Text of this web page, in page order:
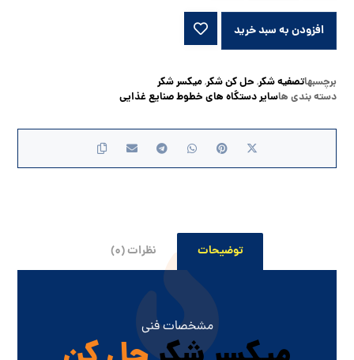
افزودن به سبد خرید
برچسبهاتصفیه شکر, حل کن شکر,میکسر شکر
دسته بندی هاسایر دستگاه های خطوط صنایع غذایی
توضیحات نظرات (۰)
مشخصات فنی